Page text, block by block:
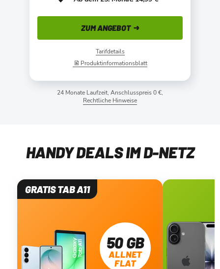
ZUM ANGEBOT
Tarifdetails
Produktinformationsblatt
24 Monate Laufzeit, Anschlusspreis 0 €,
Rechtliche Hinweise
HANDY DEALS IM D-NETZ
GRATIS TAB A11
50 GB
ALLNET
FLAT